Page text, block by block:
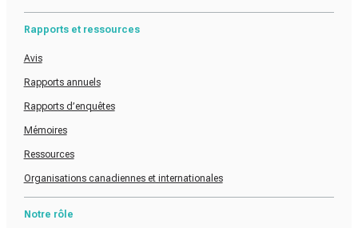
Rapports et ressources
Avis
Rapports annuels
Rapports d’enquêtes
Mémoires
Ressources
Organisations canadiennes et internationales
Notre rôle